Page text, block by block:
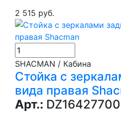
2 515 руб.
SHACMAN / Кабина
Стойка с
вида правая
Арт.: